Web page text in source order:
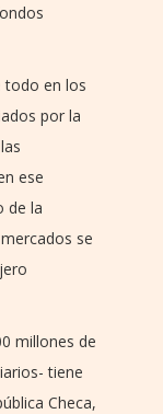
todo en los
por la
ese
de la
se
millones de
tiene
Checa,